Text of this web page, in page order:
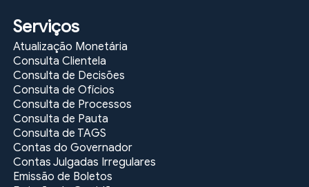
Serviços
Atualização Monetária
Consulta Clientela
Consulta de Decisões
Consulta de Ofícios
Consulta de Processos
Consulta de Pauta
Consulta de TAGS
Contas do Governador
Contas Julgadas Irregulares
Emissão de Boletos